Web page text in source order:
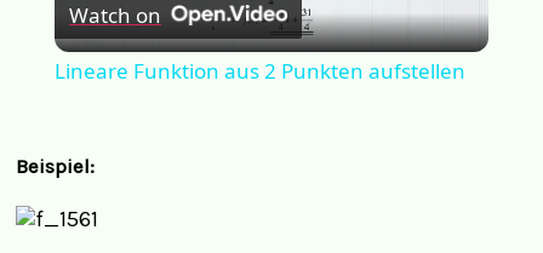
Video
Watch on
Lineare Funktion aus 2 Punkten aufstellen
Beispiel: